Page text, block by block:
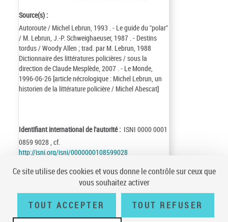
Source(s) :
Autoroute / Michel Lebrun, 1993 . - Le guide du "polar"
/ M. Lebrun, J.-P. Schweighaeuser, 1987 . - Destins
tordus / Woody Allen ; trad. par M. Lebrun, 1988
Dictionnaire des littératures policières / sous la
direction de Claude Mesplède, 2007 . - Le Monde,
1996-06-26 [article nécrologique : Michel Lebrun, un
historien de la littérature policière / Michel Abescat]
Identifiant international de l'autorité : ISNI 0000 0001
0859 9028 , cf.
http://isni.org/isni/0000000108599028
Notice n° :FRBNF11911911
Mise à jour :22/07/01
Ce site utilise des cookies et vous donne le contrôle sur ceux que
vous souhaitez activer
TOUT ACCEPTER TOUT REFUSER